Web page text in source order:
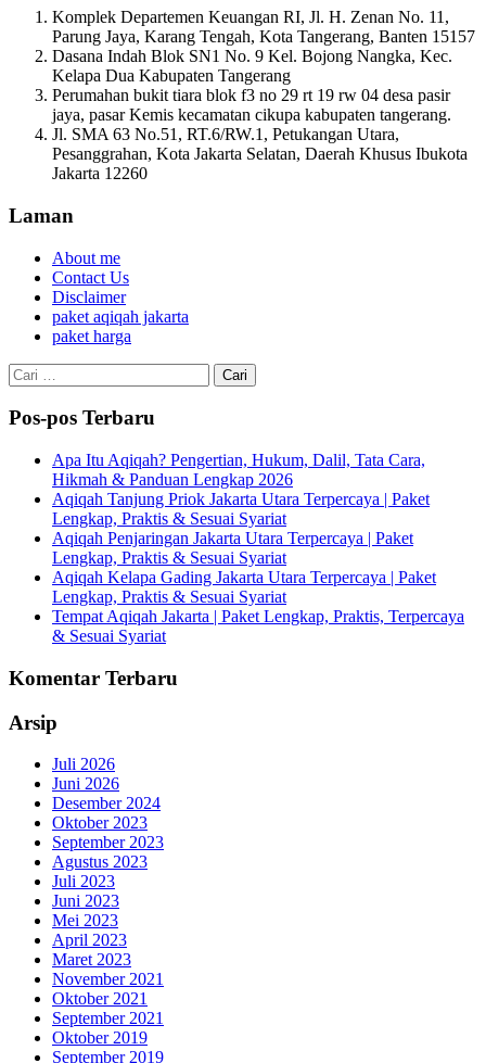
Komplek Departemen Keuangan RI, Jl. H. Zenan No. 11,
Parung Jaya, Karang Tengah, Kota Tangerang, Banten 15157
Dasana Indah Blok SN1 No. 9 Kel. Bojong Nangka, Kec.
Kelapa Dua Kabupaten Tangerang
Perumahan bukit tiara blok f3 no 29 rt 19 rw 04 desa pasir
jaya, pasar Kemis kecamatan cikupa kabupaten tangerang.
Jl. SMA 63 No.51, RT.6/RW.1, Petukangan Utara,
Pesanggrahan, Kota Jakarta Selatan, Daerah Khusus Ibukota
Jakarta 12260
Laman
About me
Contact Us
Disclaimer
paket aqiqah jakarta
paket harga
Cari
untuk:
Pos-pos Terbaru
Apa Itu Aqiqah? Pengertian, Hukum, Dalil, Tata Cara,
Hikmah & Panduan Lengkap 2026
Aqiqah Tanjung Priok Jakarta Utara Terpercaya | Paket
Lengkap, Praktis & Sesuai Syariat
Aqiqah Penjaringan Jakarta Utara Terpercaya | Paket
Lengkap, Praktis & Sesuai Syariat
Aqiqah Kelapa Gading Jakarta Utara Terpercaya | Paket
Lengkap, Praktis & Sesuai Syariat
Tempat Aqiqah Jakarta | Paket Lengkap, Praktis, Terpercaya
& Sesuai Syariat
Komentar Terbaru
Arsip
Juli 2026
Juni 2026
Desember 2024
Oktober 2023
September 2023
Agustus 2023
Juli 2023
Juni 2023
Mei 2023
April 2023
Maret 2023
November 2021
Oktober 2021
September 2021
Oktober 2019
September 2019